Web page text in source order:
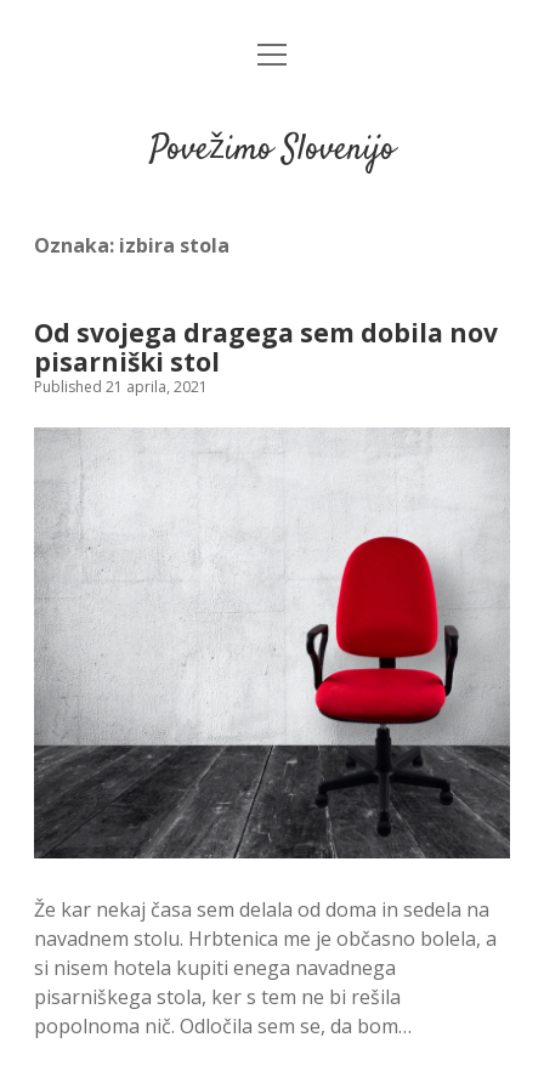
open
Povežimo Slovenijo
Oznaka: izbira stola
Od svojega dragega sem dobila nov
pisarniški stol
Published 21 aprila, 2021
Že kar nekaj časa sem delala od doma in sedela na
navadnem stolu. Hrbtenica me je občasno bolela, a
si nisem hotela kupiti enega navadnega
pisarniškega stola, ker s tem ne bi rešila
popolnoma nič. Odločila sem se, da bom…